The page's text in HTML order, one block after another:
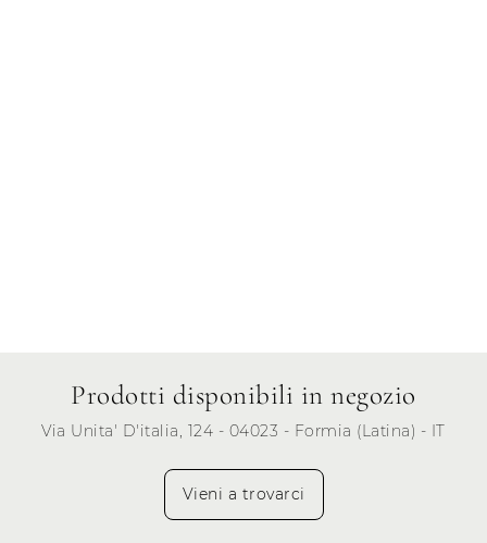
Prodotti disponibili in negozio
Via Unita' D'italia, 124 - 04023 - Formia (Latina) - IT
Vieni a trovarci